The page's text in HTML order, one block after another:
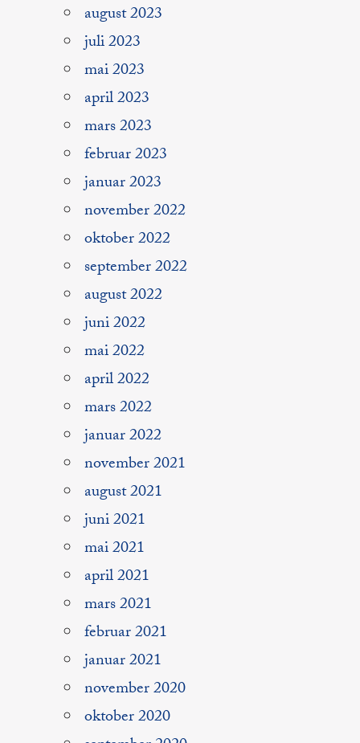
august 2023
juli 2023
mai 2023
april 2023
mars 2023
februar 2023
januar 2023
november 2022
oktober 2022
september 2022
august 2022
juni 2022
mai 2022
april 2022
mars 2022
januar 2022
november 2021
august 2021
juni 2021
mai 2021
april 2021
mars 2021
februar 2021
januar 2021
november 2020
oktober 2020